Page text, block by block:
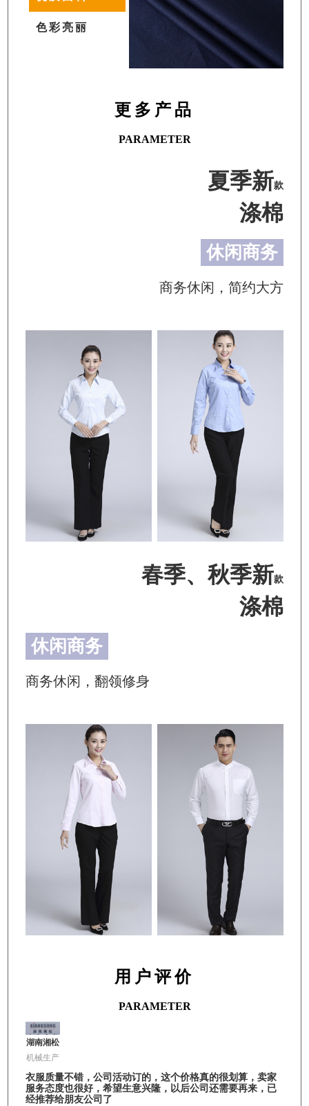
色彩亮丽
更多产品
PARAMETER
夏季新款
涤棉
休闲商务
商务休闲，简约大方
春季、秋季新款
涤棉
休闲商务
商务休闲，翻领修身
用户评价
PARAMETER
湖南湘松
机械生产
衣服质量不错，公司活动订的，这个价格真的很划算，卖家
服务态度也很好，希望生意兴隆，以后公司还需要再来，已
经推荐给朋友公司了